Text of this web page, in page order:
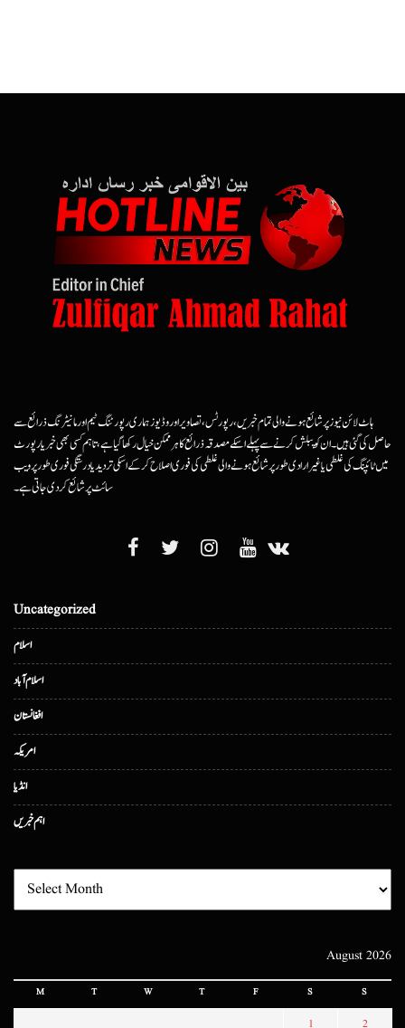
ہاٹ لائن نیوز پر شائع ہونے والی تمام خبریں، رپورٹس، تصاویر اور وڈیوز ہماری رپورٹنگ ٹیم اور مانیٹرنگ ذرائع سے
حاصل کی گئی ہیں۔ ان کو پبلش کرنے سے پہلے اسکے مصدقہ ذرائع کا ہرممکن خیال رکھا گیا ہے، تاہم کسی بھی خبر یا رپورٹ
میں ٹائپنگ کی غلطی یا غیرارادی طور پر شائع ہونے والی غلطی کی فوری اصلاح کرکے اسکی تردید یا درستگی فوری طور پر ویب
سائٹ پر شائع کردی جاتی ہے۔
Uncategorized
اسلام
اسلام آباد
افغانستان
امریکہ
انڈیا
اہم خبریں
August 2026
M T W T F S S
1 2